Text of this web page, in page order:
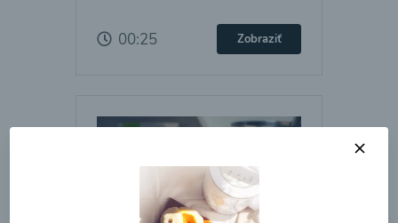
00:25 Zobraziť